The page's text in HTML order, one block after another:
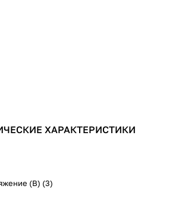
ХАРАКТЕРИСТИКИ
(В) (3)